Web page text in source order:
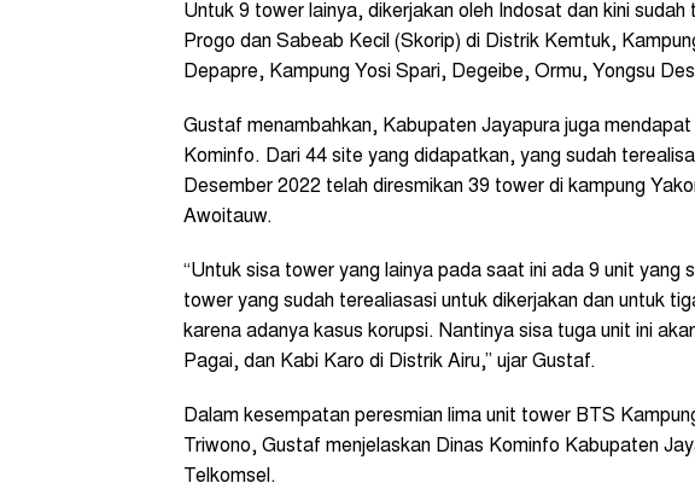
Untuk 9 tower lainya, dikerjakan oleh Indosat dan kini
Progo dan Sabeab Kecil (Skorip) di Distrik Kemtuk,
Depapre, Kampung Yosi Spari, Degeibe, Ormu, Yongsu
Gustaf menambahkan, Kabupaten Jayapura juga
Kominfo. Dari 44 site yang didapatkan, yang sudah
Desember 2022 telah diresmikan 39 tower di kampung
Awoitauw.
“Untuk sisa tower yang lainya pada saat ini ada 9 unit yang
tower yang sudah terealiasasi untuk dikerjakan dan untuk
karena adanya kasus korupsi. Nantinya sisa tuga unit ini
Pagai, dan Kabi Karo di Distrik Airu,” ujar Gustaf.
Dalam kesempatan peresmian lima unit tower BTS
Triwono, Gustaf menjelaskan Dinas Kominfo Kabupaten
Telkomsel.